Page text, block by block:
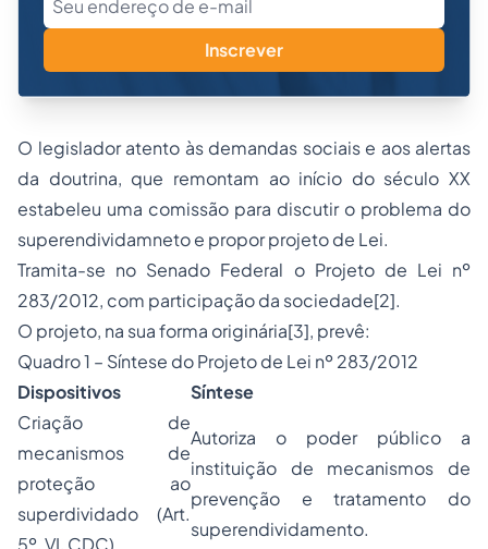
Inscrever
O legislador atento às demandas sociais e aos alertas
da doutrina, que remontam ao início do século XX
estabeleu uma comissão para discutir o problema do
superendividamneto e propor projeto de Lei.
Tramita-se no Senado Federal o Projeto de Lei nº
283/2012, com participação da sociedade[2].
O projeto, na sua forma originária[3], prevê:
Quadro 1 – Síntese do Projeto de Lei nº 283/2012
Dispositivos
Síntese
Criação de
mecanismos de
proteção ao
superdividado (Art.
5º, VI, CDC)
Autoriza o poder público a
instituição de mecanismos de
prevenção e tratamento do
superendividamento.